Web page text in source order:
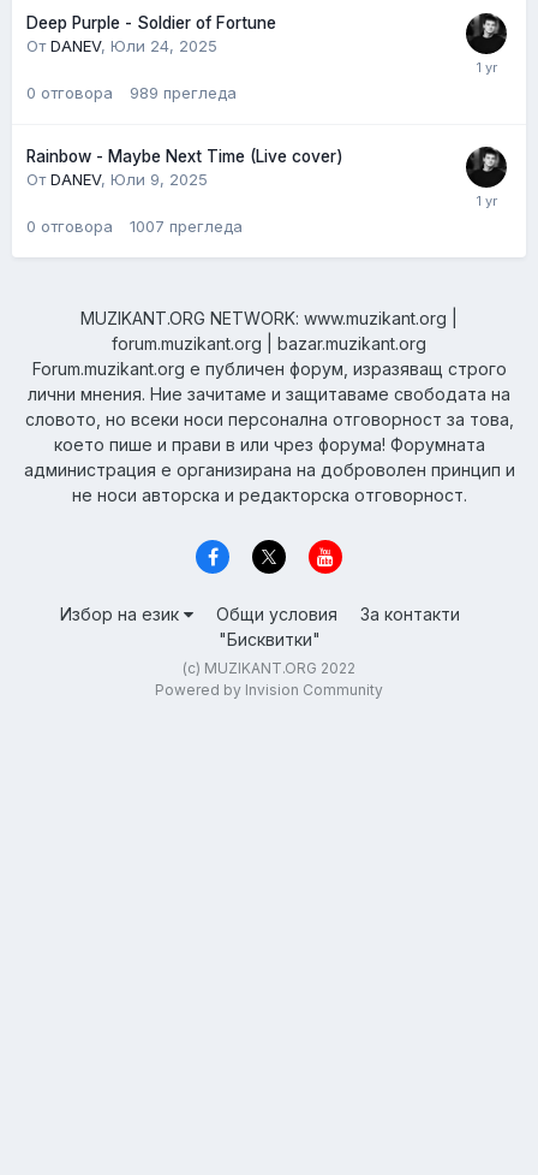
Deep Purple - Soldier of Fortune
ОтDANEV, Юли 24, 2025
0 отговора 989 прегледа
Rainbow - Maybe Next Time (Live cover)
ОтDANEV, Юли 9, 2025
0 отговора 1007 прегледа
MUZIKANT.ORG NETWORK: www.muzikant.org |
forum.muzikant.org | bazar.muzikant.org
Forum.muzikant.org е публичен форум, изразяващ строго
лични мнения. Ние зачитаме и защитаваме свободата на
словото, но всеки носи персонална отговорност за това,
което пише и прави в или чрез форума! Форумната
администрация е организирана на доброволен принцип и
не носи авторска и редакторска отговорност.
Избор на език Общи условия
За контакти
"Бисквитки"
(c) MUZIKANT.ORG 2022
Powered by Invision Community